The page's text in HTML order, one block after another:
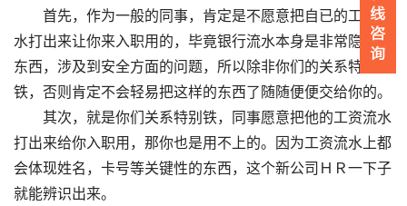
首先，作为一般的同事，肯定是不愿意把自已的工资流
水打出来让你来入职用的，毕竟银行流水本身是非常隐私的
东西，涉及到安全方面的问题，所以除非你们的关系特别
铁，否则肯定不会轻易把这样的东西了随随便便交给你的。
其次，就是你们关系特别铁，同事愿意把他的工资流水
打出来给你入职用，那你也是用不上的。因为工资流水上都
会体现姓名，卡号等关键性的东西，这个新公司ＨＲ一下子
就能辨识出来。